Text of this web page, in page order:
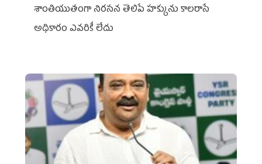
శాంతియుతంగా నిరసన తెలిపే హక్కును కాలరాసే
అధికారం ఎవరికీ లేదు